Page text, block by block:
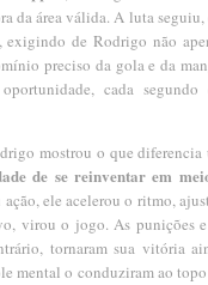
da área válida. A luta seguiu,
exigindo de Rodrigo não
preciso da gola e da
cada segundo
mostrou o que diferencia
de se reinventar em
ele acelerou o ritmo,
virou o jogo. As punições
tornaram sua vitória
mental o conduziram ao